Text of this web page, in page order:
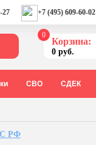
27 +7 (495) 609-60-02
0
Корзина:
0 руб.
СВО СДЕК
РФ